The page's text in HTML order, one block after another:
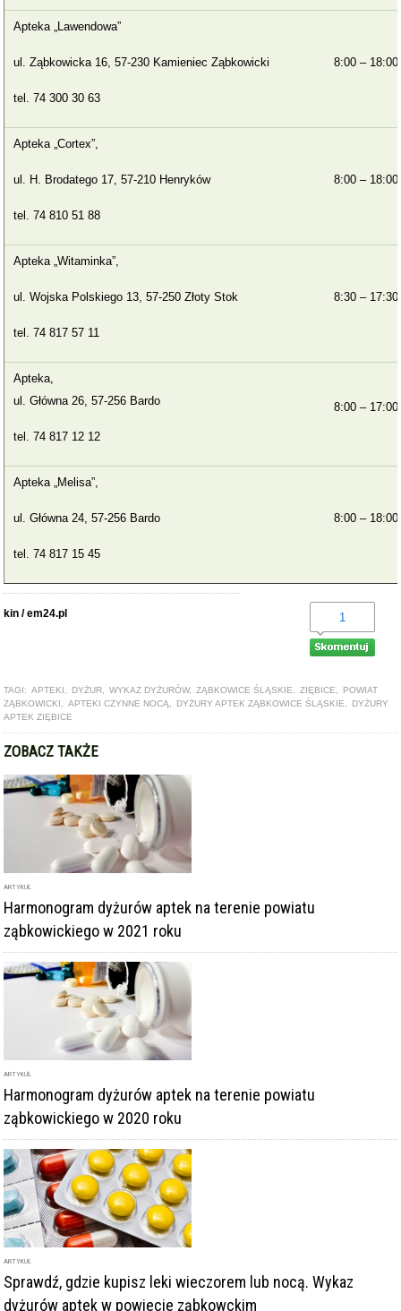
Apteka „Lawendowa”
ul. Ząbkowicka 16, 57-230 Kamieniec Ząbkowicki
tel. 74 300 30 63
8:00 – 18:00
Apteka „Cortex”,
ul. H. Brodatego 17, 57-210 Henryków
tel. 74 810 51 88
8:00 – 18:00
Apteka „Witaminka”,
ul. Wojska Polskiego 13, 57-250 Złoty Stok
tel. 74 817 57 11
8:30 – 17:30
Apteka,
ul. Główna 26, 57-256 Bardo
tel. 74 817 12 12
8:00 – 17:00
Apteka „Melisa”,
ul. Główna 24, 57-256 Bardo
tel. 74 817 15 45
8:00 – 18:00
kin / em24.pl 1
TAGI: APTEKI DYŻUR WYKAZ DYŻURÓW, ZĄBKOWICE ŚLĄSKIE ZIĘBICE
POWIAT
ZĄBKOWICKI
APTEKI CZYNNE NOCĄ DYŻURY APTEK ZĄBKOWICE ŚLĄSKIE
DYŻURY
APTEK ZIĘBICE
ZOBACZ TAKŻE
ARTYKUŁ
Harmonogram dyżurów aptek na terenie powiatu
ząbkowickiego w 2021 roku
ARTYKUŁ
Harmonogram dyżurów aptek na terenie powiatu
ząbkowickiego w 2020 roku
ARTYKUŁ
Sprawdź, gdzie kupisz leki wieczorem lub nocą. Wykaz
dyżurów aptek w powiecie ząbkowckim